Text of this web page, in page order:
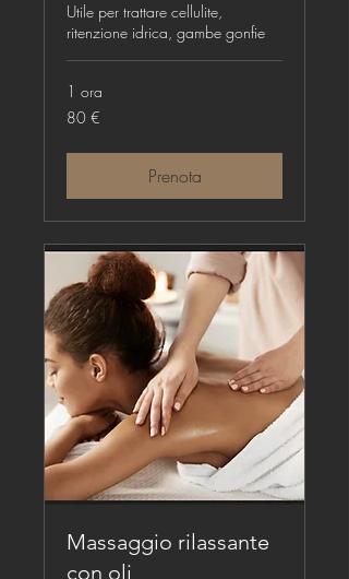
Utile per trattare cellulite,
ritenzione idrica, gambe gonfie
1 ora
80
euro
80 €
Prenota
Massaggio rilassante
con oli